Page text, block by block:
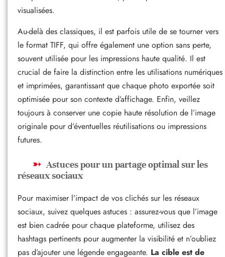
visualisées.
Au-delà des classiques, il est parfois utile de se tourner vers
le format TIFF, qui offre également une option sans perte,
souvent utilisée pour les impressions haute qualité. Il est
crucial de faire la distinction entre les utilisations numériques
et imprimées, garantissant que chaque photo exportée soit
optimisée pour son contexte d’affichage. Enfin, veillez
toujours à conserver une copie haute résolution de l’image
originale pour d’éventuelles réutilisations ou impressions
futures.
Astuces pour un partage optimal sur les
réseaux sociaux
Pour maximiser l’impact de vos clichés sur les réseaux
sociaux, suivez quelques astuces : assurez-vous que l’image
est bien cadrée pour chaque plateforme, utilisez des
hashtags pertinents pour augmenter la visibilité et n’oubliez
pas d’ajouter une légende engageante. La cible est de